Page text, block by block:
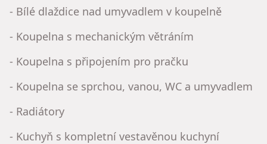
- Bílé dlaždice nad umyvadlem v koupelně
- Koupelna s mechanickým větráním
- Koupelna s připojením pro pračku
- Koupelna se sprchou, vanou, WC a umyvadlem
- Radiátory
- Kuchyň s kompletní vestavěnou kuchyní